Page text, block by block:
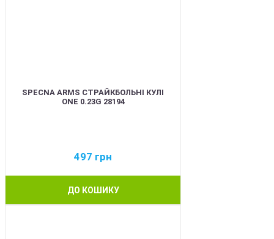
SPECNA ARMS СТРАЙКБОЛЬНІ КУЛІ
ONE 0.23G 28194
497 грн
ДО КОШИКУ